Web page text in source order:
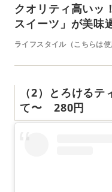
クオリティ高いッ
スイーツ」が美味
ライフスタイル（こちらは使
（2）とろける
て〜 280円